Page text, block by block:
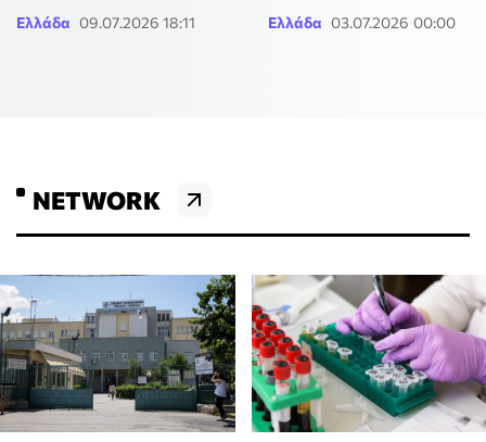
Ελλάδα 09.07.2026 18:11 Ελλάδα 03.07.2026 00:00
NETWORK